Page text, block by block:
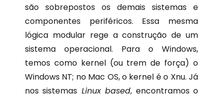
são sobrepostos os demais sistemas e
componentes periféricos. Essa mesma
lógica modular rege a construção de um
sistema operacional. Para o Windows,
temos como kernel (ou trem de força) o
Windows NT; no Mac OS, o kernel é o Xnu. Já
nos sistemas Linux based, encontramos o